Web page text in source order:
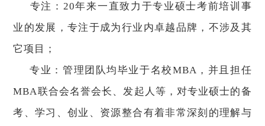
专注：20年来一直致力于专业硕士考前培训事
业的发展，专注于成为行业内卓越品牌，不涉及其
它项目；
专业：管理团队均毕业于名校MBA，并且担任
MBA联合会名誉会长、发起人等，对专业硕士的备
考、学习、创业、资源整合有着非常深刻的理解与